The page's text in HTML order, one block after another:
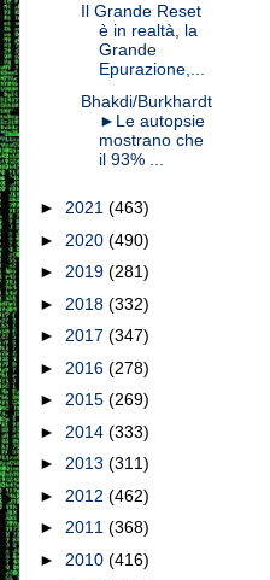
Il Grande Reset
è in realtà, la
Grande
Epurazione,...
Bhakdi/Burkhardt
►Le autopsie
mostrano che
il 93% ...
► 2021 (463)
► 2020 (490)
► 2019 (281)
► 2018 (332)
► 2017 (347)
► 2016 (278)
► 2015 (269)
► 2014 (333)
► 2013 (311)
► 2012 (462)
► 2011 (368)
► 2010 (416)